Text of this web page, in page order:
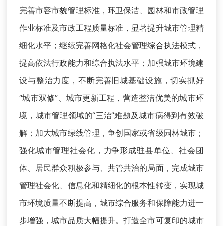
完善市容市貌管理标准，环卫保洁、园林和市政管理
作业标准及市政工程质量标准，显著提升城市管理精
细化水平；继续完善网格化社会管理综合执法模式，
提高依法行政能力和综合执法水平；加强城市环境建
设与整治力度，不断完善旧城基础设施，切实抓好
“城市双修”、城市更新工程，营造整洁优美的城市环
境，城市管理领域的“三治”难题及城市病得到有效破
解；加大城市绿线管理，争创国家或省级园林城市；
强化城市管理社会化，力争形成驻县单位、社会团
体、居民群众积极参与、共管共治的局面，完成城市
管理社会化、信息化和精细化的根本性转变，实现城
市环境质量不断提高，城市综合服务和保障能力进一
步增强，城市品质大幅提升。打造全市可复印的城市